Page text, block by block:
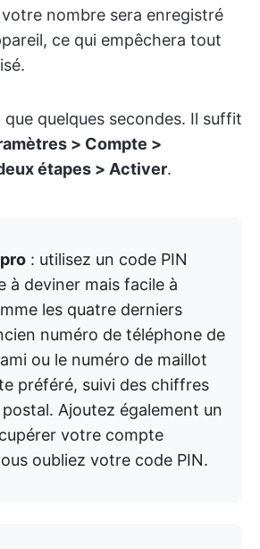
nombre sera enregistré
ce qui empêchera tout
quelques secondes. Il suffit
> Compte >
étapes > Activer.
: utilisez un code PIN
à deviner mais facile à
les quatre derniers
numéro de téléphone de
ou le numéro de maillot
préféré, suivi des chiffres
Ajoutez également un
votre compte
oubliez votre code PIN.